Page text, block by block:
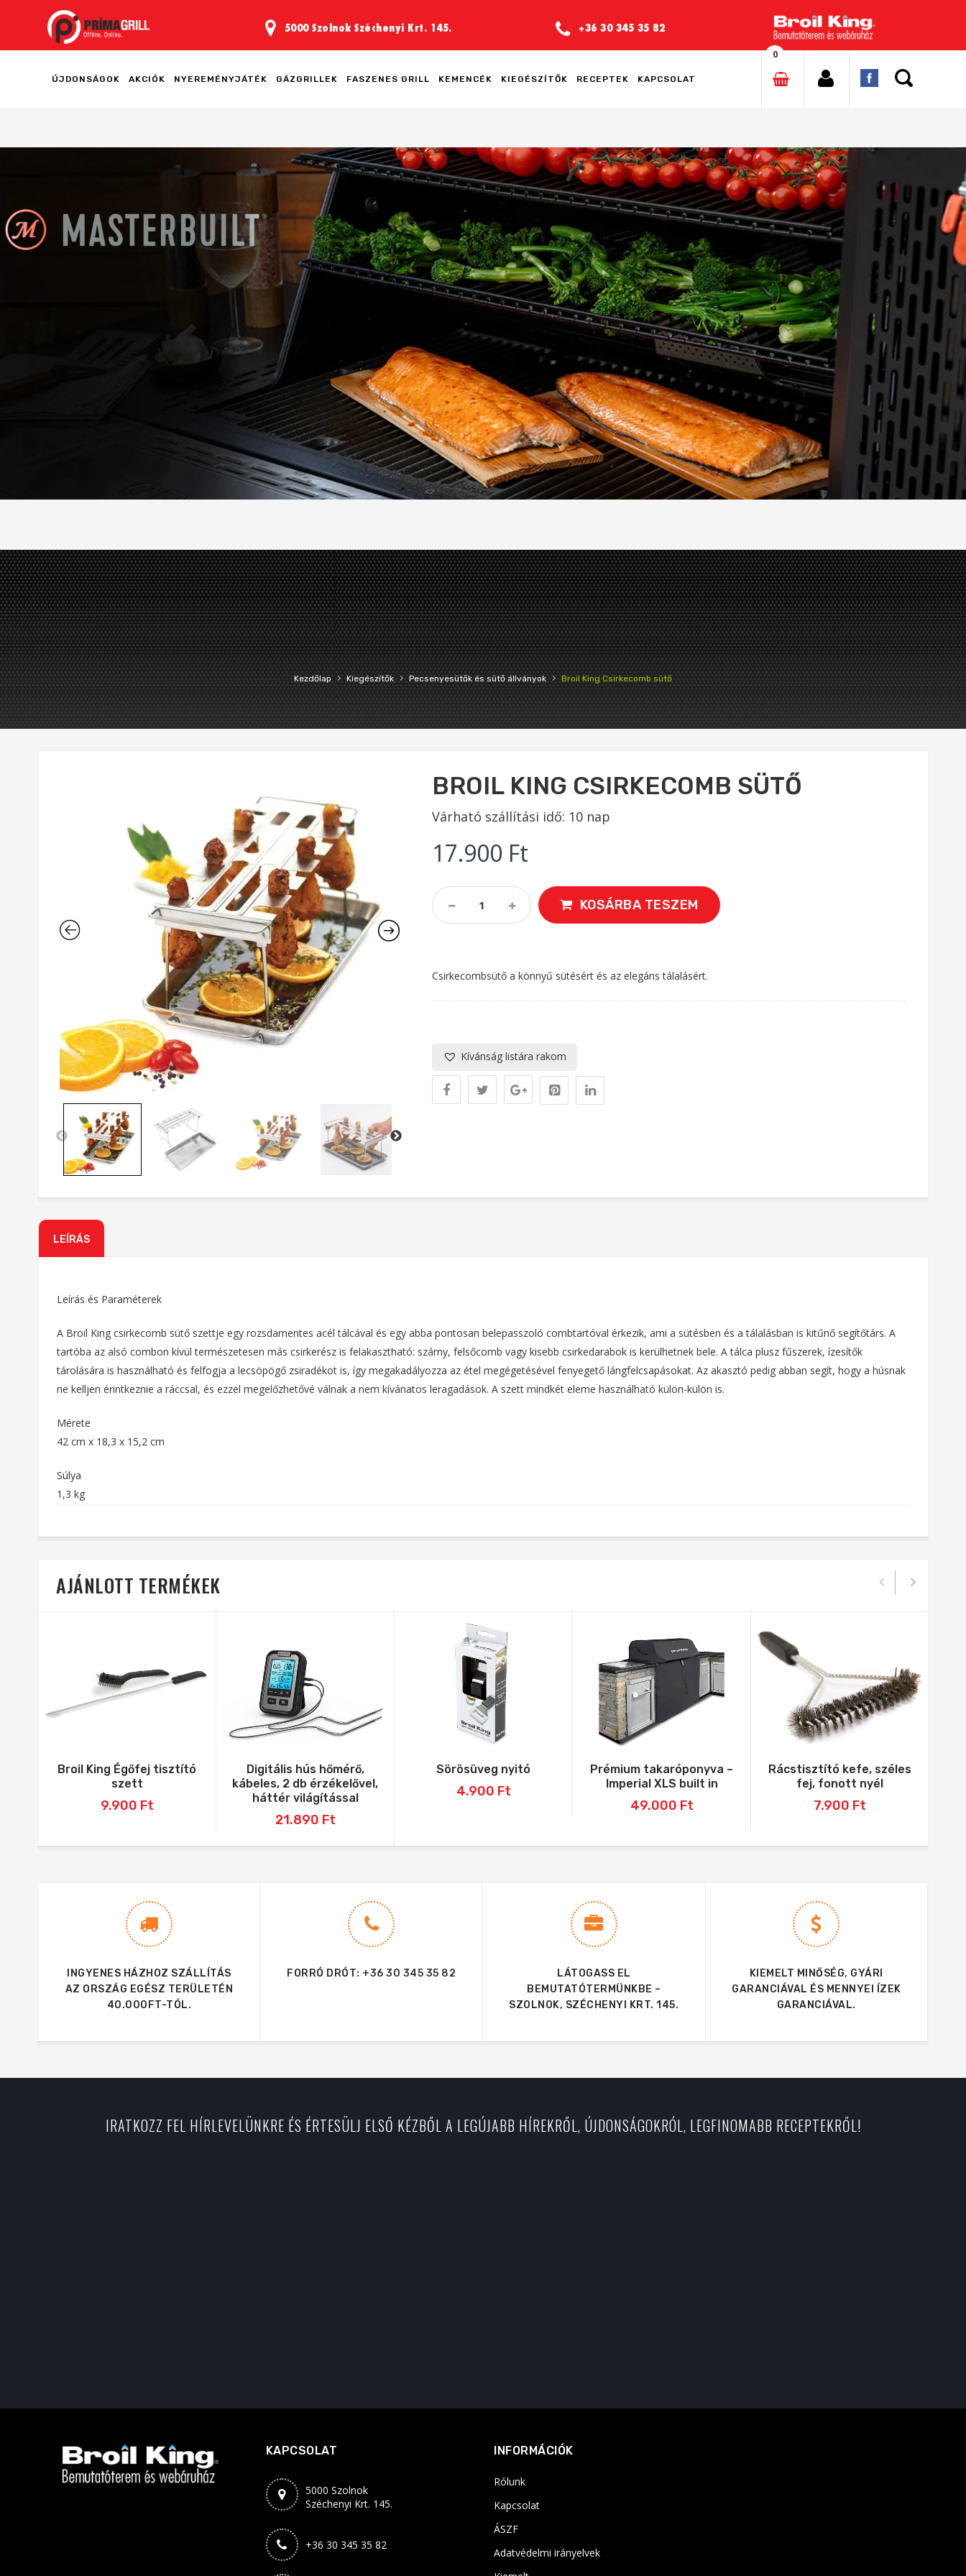
5000 Szolnok Széchenyi Krt. 145. +36 30 345 35 82
ÚJDONSÁGOK AKCIÓK NYEREMÉNYJÁTÉK GÁZGRILLEK FASZENES GRILL KEMENCÉK KIEGÉSZÍTŐK RECEPTEK KAPCSOLAT
0
Kezdőlap › Kiegészítők › Pecsenyesütők és sütő állványok › Broil King Csirkecomb sütő
BROIL KING CSIRKECOMB SÜTŐ
Várható szállítási idő: 10 nap
17.900 Ft
Broil
King
Csirkecomb
KOSÁRBA TESZEM
Csirkecombsütő a könnyű sütésért és az elegáns tálalásért.
Kívánság listára rakom
LEÍRÁS
Leírás és Paraméterek
A Broil King csirkecomb sütő szettje egy rozsdamentes acél tálcával és egy abba pontosan belepasszoló combtartóval érkezik, ami a sütésben és a tálalásban is kitűnő segítőtárs. A
tartóba az alsó combon kívül természetesen más csirkerész is felakasztható: szárny, felsőcomb vagy kisebb csirkedarabok is kerülhetnek bele. A tálca plusz fűszerek, ízesítők
tárolására is használható és felfogja a lecsöpögő zsiradékot is, így megakadályozza az étel megégetésével fenyegető lángfelcsapásokat. Az akasztó pedig abban segít, hogy a húsnak
ne kelljen érintkeznie a ráccsal, és ezzel megelőzhetővé válnak a nem kívánatos leragadások. A szett mindkét eleme használható külön-külön is.
Mérete
42 cm x 18,3 x 15,2 cm
Súlya
1,3 kg
AJÁNLOTT TERMÉKEK
Broil King Égőfej tisztító
szett
9.900 Ft
Digitális hús hőmérő,
kábeles, 2 db érzékelővel,
háttér világítással
21.890 Ft
Sörösüveg nyitó
4.900 Ft
Prémium takaróponyva –
Imperial XLS built in
49.000 Ft
Rácstisztító kefe, széles
fej, fonott nyél
7.900 Ft
INGYENES HÁZHOZ SZÁLLÍTÁS
AZ ORSZÁG EGÉSZ TERÜLETÉN
40.000FT-TÓL.
FORRÓ DRÓT: +36 30 345 35 82
LÁTOGASS EL
BEMUTATÓTERMÜNKBE –
SZOLNOK, SZÉCHENYI KRT. 145.
KIEMELT MINŐSÉG, GYÁRI
GARANCIÁVAL ÉS MENNYEI ÍZEK
GARANCIÁVAL.
IRATKOZZ FEL HÍRLEVELÜNKRE ÉS ÉRTESÜLJ ELSŐ KÉZBŐL A LEGÚJABB HÍREKRŐL, ÚJDONSÁGOKRÓL, LEGFINOMABB RECEPTEKRŐL!
KAPCSOLAT
5000 Szolnok
Széchenyi Krt. 145.
+36 30 345 35 82
INFORMÁCIÓK
Rólunk
Kapcsolat
ÁSZF
Adatvédelmi irányelvek